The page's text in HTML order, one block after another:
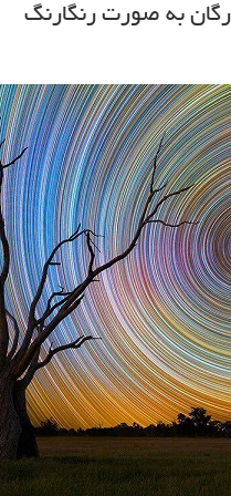
به صورت رنگارنگ